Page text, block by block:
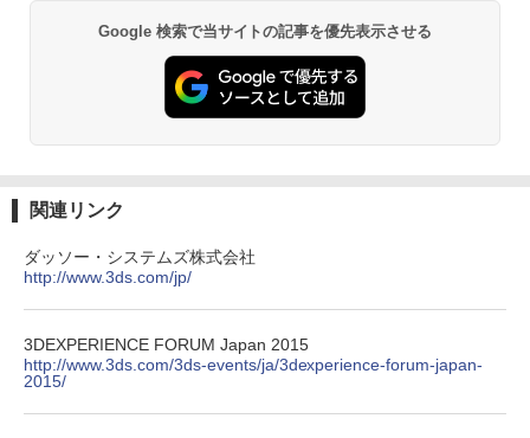
Google 検索で当サイトの記事を優先表示させる
関連リンク
ダッソー・システムズ株式会社
http://www.3ds.com/jp/
3DEXPERIENCE FORUM Japan 2015
http://www.3ds.com/3ds-events/ja/3dexperience-forum-japan-
2015/